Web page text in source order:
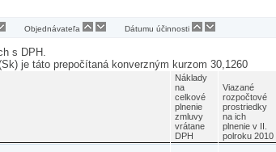
Objednávateľa Dátumu účinnosti
s DPH.
je táto prepočítaná konverzným kurzom 30,1260
Náklady
na
celkové
plnenie
zmluvy
vrátane
DPH
Viazané
rozpočtové
prostriedky
na ich
plnenie v II.
polroku 2010